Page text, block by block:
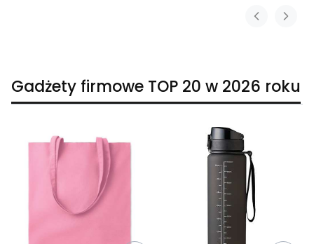
Gadżety firmowe TOP 20 w 2026 roku